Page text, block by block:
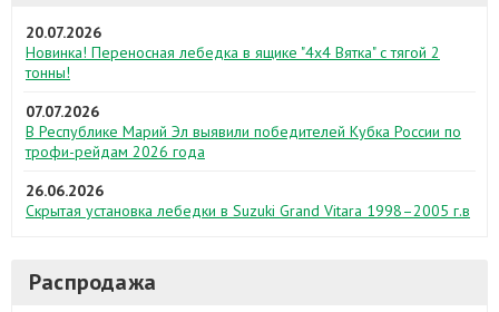
20.07.2026
Новинка! Переносная лебедка в ящике "4х4 Вятка" с тягой 2
тонны!
07.07.2026
В Республике Марий Эл выявили победителей Кубка России по
трофи-рейдам 2026 года
26.06.2026
Скрытая установка лебедки в Suzuki Grand Vitara 1998–2005 г.в
Распродажа